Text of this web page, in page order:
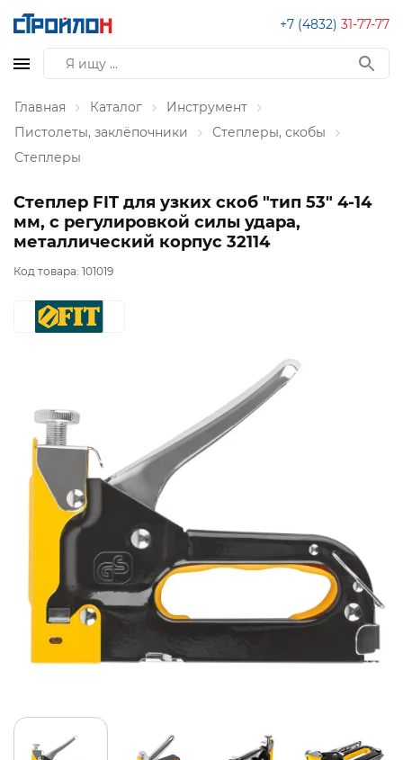
+7 (4832) 31-77-77
Главная Каталог
Инструмент
Пистолеты, заклёпочники
Степлеры, скобы
Степлеры
Степлер FIT для узких скоб "тип 53" 4-14
мм, с регулировкой силы удара,
металлический корпус 32114
Код товара: 101019